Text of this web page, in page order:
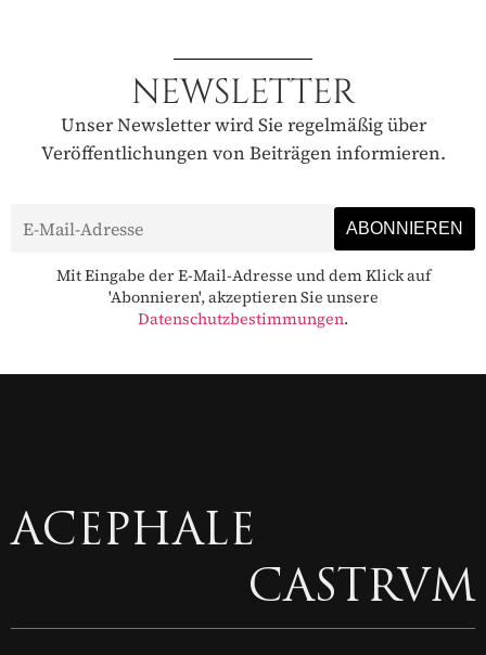
NEWSLETTER
Unser Newsletter wird Sie regelmäßig über
Veröffentlichungen von Beiträgen informieren.
Mit Eingabe der E-Mail-Adresse und dem Klick auf
'Abonnieren', akzeptieren Sie unsere
Datenschutzbestimmungen.
ACEPHALE
CASTRVM